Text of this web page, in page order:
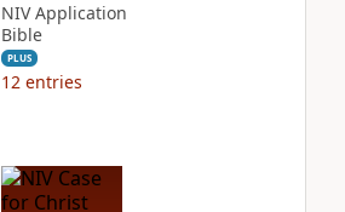
NIV Application
Bible
PLUS
12 entries